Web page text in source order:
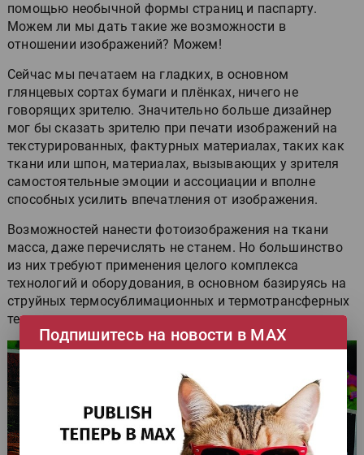
помощью необычной формы страниц и паспарту.
Можем ли мы дать такие же возможности в
отношении изображений? Можем!
Сейчас мы печатаем на гладких, в основном
глянцевых сортах бумаги и плёнках, ничего не
говорящих зрителю. Значительно больше дизайнер
мог бы сказать зрителю при печати изображений на
текстурированных, фактурных материалах, таких как
ткани или шпон, материалах, вызывающих у зрителя
самостоятельные эмоции и ассоциации и вполне
способных усилить впечатления от изображения.
Возможностей нанести фотоизображения на ткани
масса, даже перечислять не станем. Но большинство
из них требуют применения целого комплекса
технологий и оборудования, в основном базируясь на
струйных термосублимационных и термотрансферных
технологиях.
Подпишитесь на новости в МАХ